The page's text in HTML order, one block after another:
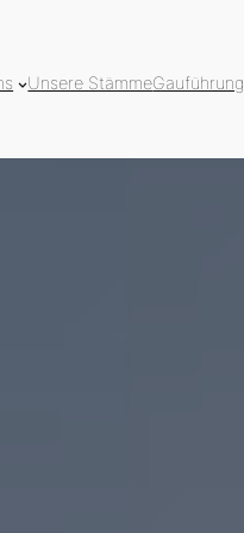
Unsere StämmeGauführung